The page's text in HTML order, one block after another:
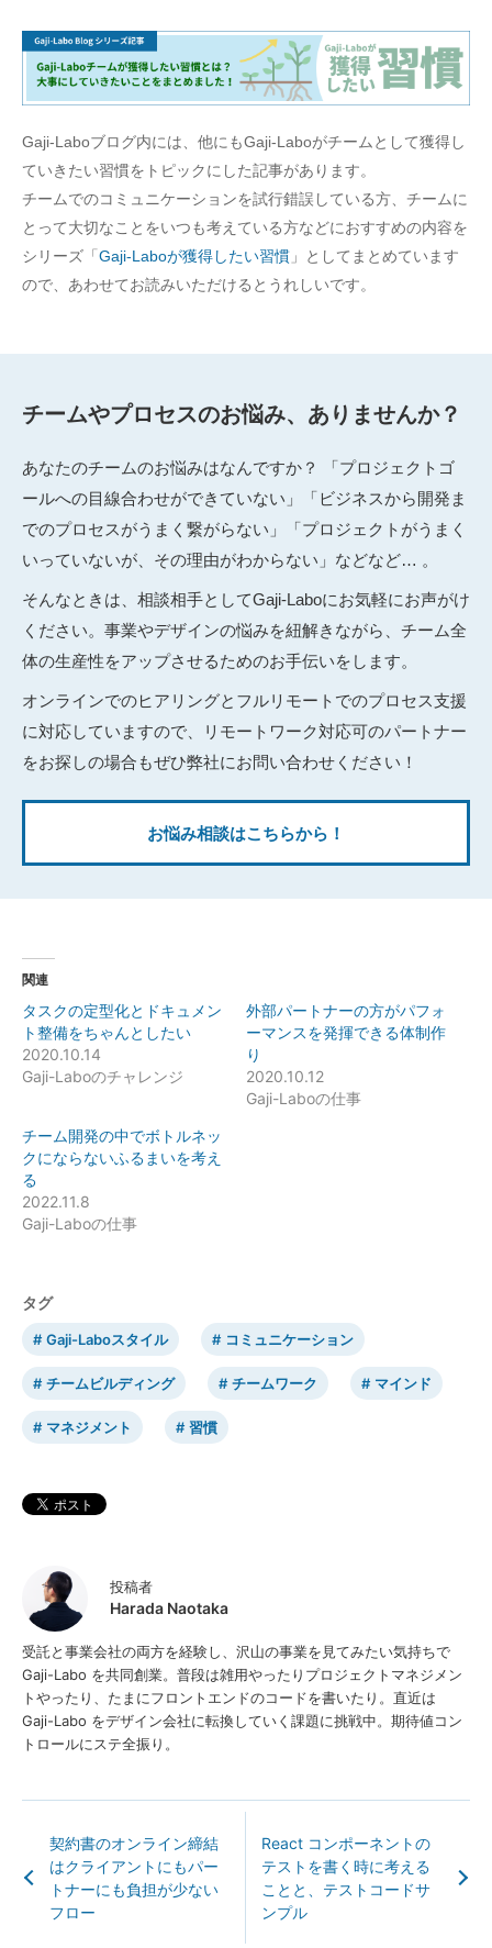
Gaji-Laboブログ内には、他にもGaji-Laboがチームとして獲得し
ていきたい習慣をトピックにした記事があります。
チームでのコミュニケーションを試行錯誤している方、チームに
とって大切なことをいつも考えている方などにおすすめの内容を
シリーズ「 Gaji-Laboが獲得したい習慣 」としてまとめています
ので、あわせてお読みいただけるとうれしいです。
チームやプロセスのお悩み、ありませんか？
あなたのチームのお悩みはなんですか？ 「プロジェクトゴ
ールへの目線合わせができていない」「ビジネスから開発ま
でのプロセスがうまく繋がらない」「プロジェクトがうまく
いっていないが、その理由がわからない」などなど… 。
そんなときは、相談相手としてGaji-Laboにお気軽にお声がけ
ください。事業やデザインの悩みを紐解きながら、チーム全
体の生産性をアップさせるためのお手伝いをします。
オンラインでのヒアリングとフルリモートでのプロセス支援
に対応していますので、リモートワーク対応可のパートナー
をお探しの場合もぜひ弊社にお問い合わせください！
お悩み相談はこちらから！
関連
タスクの定型化とドキュメン
ト整備をちゃんとしたい
2020.10.14
Gaji-Laboのチャレンジ
外部パートナーの方がパフォ
ーマンスを発揮できる体制作
り
2020.10.12
Gaji-Laboの仕事
チーム開発の中でボトルネッ
クにならないふるまいを考え
る
2022.11.8
Gaji-Laboの仕事
タグ
Gaji-Laboスタイル コミュニケーション
チームビルディング チームワーク マインド
マネジメント 習慣
投稿者
Harada Naotaka
受託と事業会社の両方を経験し、沢山の事業を見てみたい気持ちで
Gaji-Labo を共同創業。普段は雑用やったりプロジェクトマネジメン
トやったり、たまにフロントエンドのコードを書いたり。直近は
Gaji-Labo をデザイン会社に転換していく課題に挑戦中。期待値コン
トロールにステ全振り。
契約書のオンライン締結
はクライアントにもパー
トナーにも負担が少ない
フロー
React コンポーネントの
テストを書く時に考える
ことと、テストコードサ
ンプル